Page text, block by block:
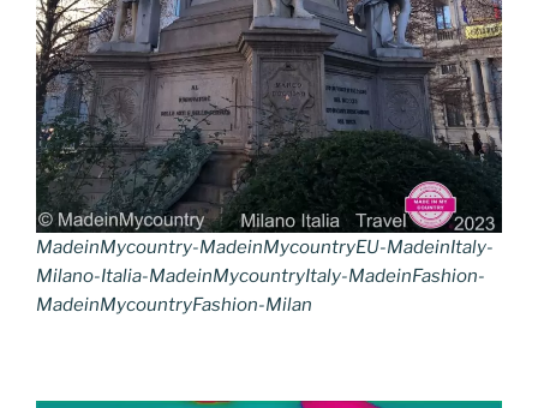
MadeinMycountry-MadeinMycountryEU-MadeinItaly-
Milano-Italia-MadeinMycountryItaly-MadeinFashion-
MadeinMycountryFashion-Milan